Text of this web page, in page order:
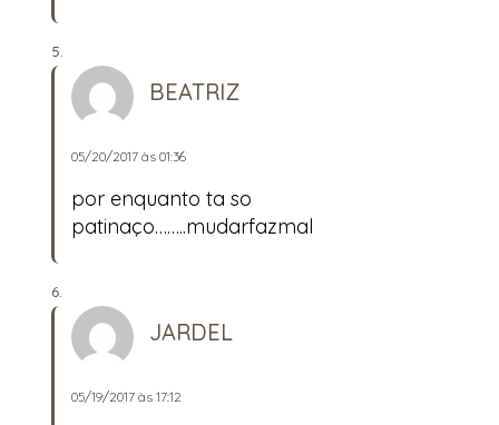
BEATRIZ
05/20/2017 às 01:36
por enquanto ta so
patinaço……..mudarfazmal
JARDEL
05/19/2017 às 17:12